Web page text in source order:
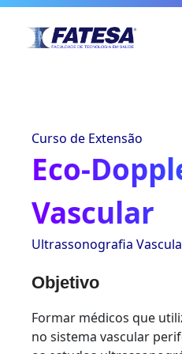
Curso de Extensão
Eco-
Vascular
Ultrassonografia
Objetivo
Formar médicos que
no sistema vascular